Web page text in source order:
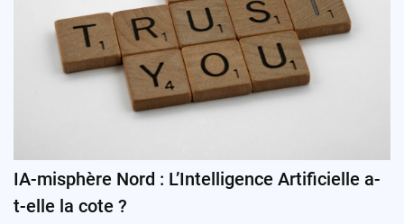
IA-misphère Nord : L’Intelligence Artificielle a-
t-elle la cote ?